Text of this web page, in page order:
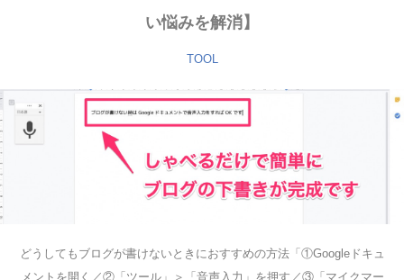
い悩みを解消】
TOOL
どうしてもブログが書けないときにおすすめの方法「①Googleドキュ
メントを開く／②「ツール」＞「音声入力」を押す／③「マイクマー